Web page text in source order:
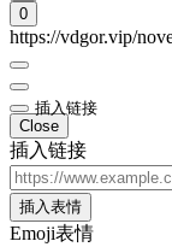
0
https://vdgor.vip/
插入链接
Close
插入链接
插入表情
Emoji表情